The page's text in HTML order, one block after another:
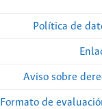
Política de
Aviso sobre
Formato de